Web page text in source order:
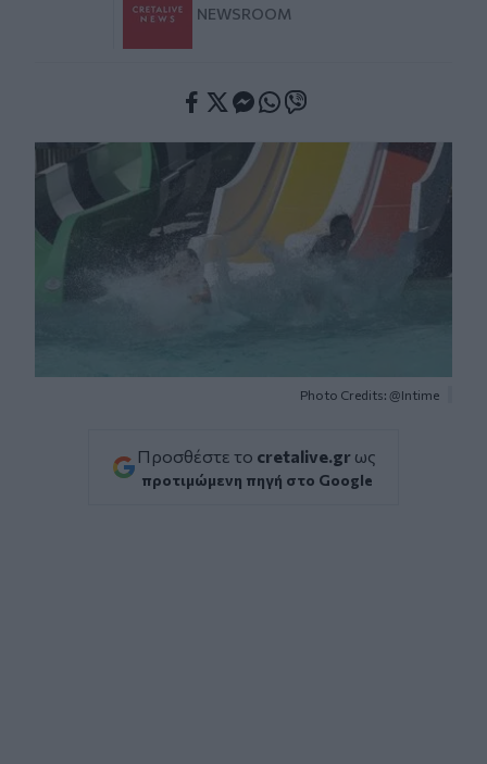
NEWSROOM
Photo Credits: @Intime
Προσθέστε το cretalive.gr ως
προτιμώμενη πηγή στο Google